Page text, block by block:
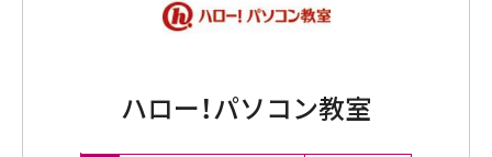
ハロー！パソコン教室